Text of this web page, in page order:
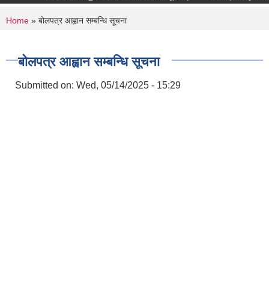
You are here
Home » बोलपत्र आह्वान सम्बन्धि सूचना
बोलपत्र आह्वान सम्बन्धि सूचना
Submitted on: Wed, 05/14/2025 - 15:29